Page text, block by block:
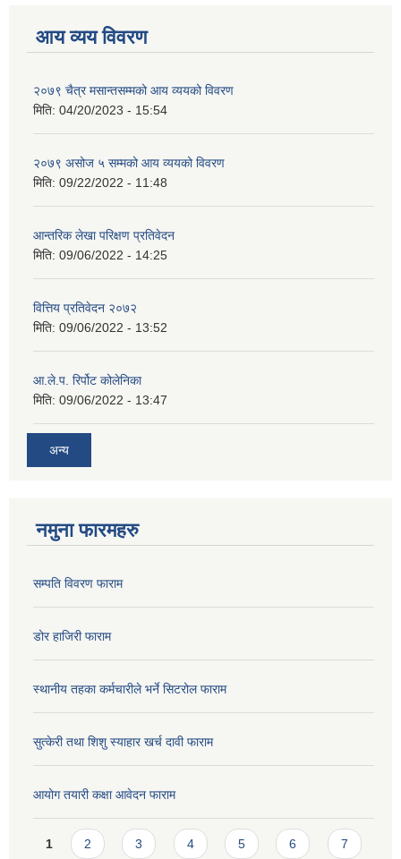
आय व्यय विवरण
२०७९ चैत्र मसान्तसम्मको आय व्ययको विवरण
मिति: 04/20/2023 - 15:54
२०७९ असोज ५ सम्मको आय व्ययको विवरण
मिति: 09/22/2022 - 11:48
आन्तरिक लेखा परिक्षण प्रतिवेदन
मिति: 09/06/2022 - 14:25
वित्तिय प्रतिवेदन २०७२
मिति: 09/06/2022 - 13:52
आ.ले.प. रिर्पोट कोलेनिका
मिति: 09/06/2022 - 13:47
अन्य
नमुना फारमहरु
सम्पति विवरण फाराम
डोर हाजिरी फाराम
स्थानीय तहका कर्मचारीले भर्ने सिटरोल फाराम
सुत्केरी तथा शिशु स्याहार खर्च दावी फाराम
आयोग तयारी कक्षा आवेदन फाराम
Pages
1 2 3 4 5 6 7